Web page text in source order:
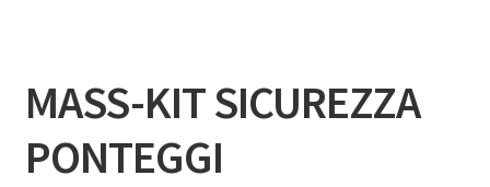
MASS-KIT SICUREZZA
PONTEGGI